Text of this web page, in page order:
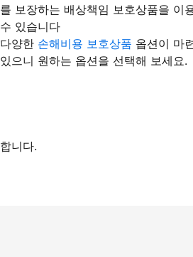
를 보장하는 배상책임 보호상품을 이
수 있습니다
다양한 손해비용 보호상품 옵션이 마
있으니 원하는 옵션을 선택해 보세요.
니다.